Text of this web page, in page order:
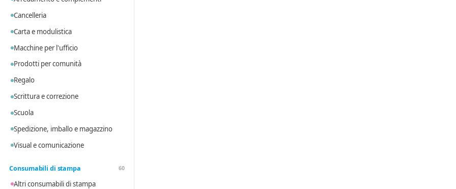
Cancelleria
Carta e modulistica
Macchine per l'ufficio
Prodotti per comunità
Regalo
Scrittura e correzione
Scuola
Spedizione, imballo e magazzino
Visual e comunicazione
Consumabili di stampa 60
Altri consumabili di stampa